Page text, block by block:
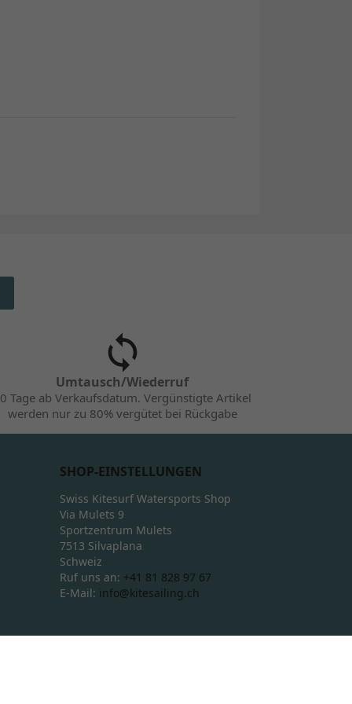
Umtausch/Wiederruf
Tage ab Verkaufsdatum. Vergünstigte Artikel
werden nur zu 80% vergütet bei Rückgabe
SHOP-EINSTELLUNGEN
Swiss Kitesurf Watersports Shop
Via Mulets 9
Sportzentrum Mulets
7513 Silvaplana
Schweiz
Ruf uns an: +41 81 828 97 67
E-Mail: info@kitesailing.ch